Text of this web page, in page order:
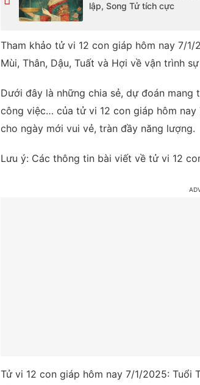
lập, Song Tử tích cực
Tham khảo tử vi 12 con giáp hôm nay 7/1/
Mùi, Thân, Dậu, Tuất và Hợi về vận trình
Dưới đây là những chia sẻ, dự đoán mang
công việc… của tử vi 12 con giáp hôm
cho ngày mới vui vẻ, tràn đầy năng lượng.
Lưu ý: Các thông tin bài viết về tử vi 12
Tử vi 12 con giáp hôm nay 7/1/2025: Tuổi